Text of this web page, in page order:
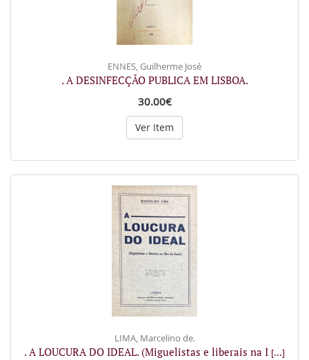
ENNES, Guilherme José
. A DESINFECÇÃO PUBLICA EM LISBOA.
30.00€
Ver Item
LIMA, Marcelino de.
. A LOUCURA DO IDEAL. (Miguelistas e liberais na I [...]